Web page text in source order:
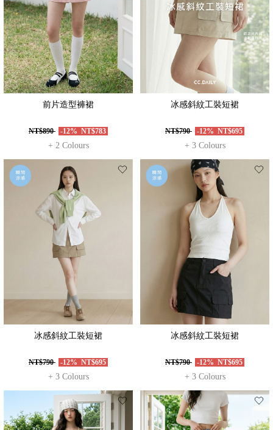
前片造型褲裙
NT$890 -12% NT$783
+ 2 Colours
冰感斜紋工裝短裙
NT$790 -12% NT$695
+ 3 Colours
冰感斜紋工裝短裙
NT$790 -12% NT$695
+ 3 Colours
冰感斜紋工裝短裙
NT$790 -12% NT$695
+ 3 Colours